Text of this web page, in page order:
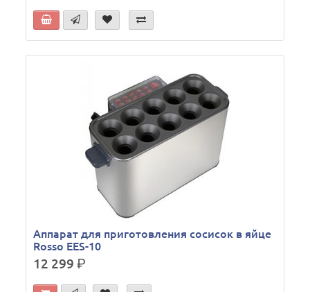
Аппарат для приготовления сосисок в яйце
Rosso EES-10
12 299р.